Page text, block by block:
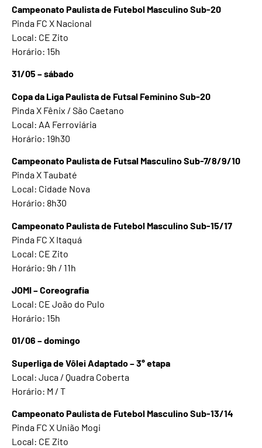
Campeonato Paulista de Futebol Masculino Sub-20
Pinda FC X Nacional
Local: CE Zito
Horário: 15h
31/05 – sábado
Copa da Liga Paulista de Futsal Feminino Sub-20
Pinda X Fênix / São Caetano
Local: AA Ferroviária
Horário: 19h30
Campeonato Paulista de Futsal Masculino Sub-7/8/9/10
Pinda X Taubaté
Local: Cidade Nova
Horário: 8h30
Campeonato Paulista de Futebol Masculino Sub-15/17
Pinda FC X Itaquá
Local: CE Zito
Horário: 9h / 11h
JOMI – Coreografia
Local: CE João do Pulo
Horário: 15h
01/06 – domingo
Superliga de Vôlei Adaptado – 3° etapa
Local: Juca / Quadra Coberta
Horário: M / T
Campeonato Paulista de Futebol Masculino Sub-13/14
Pinda FC X União Mogi
Local: CE Zito